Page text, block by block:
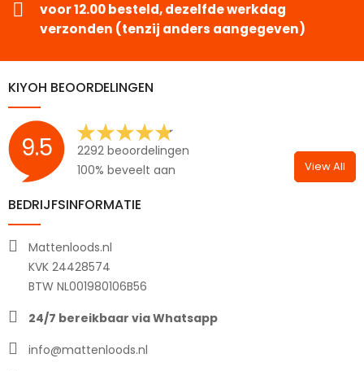
voor 12.00 besteld, dezelfde werkdag
verzonden (tenzij anders aangegeven)
KIYOH BEOORDELINGEN
9.5
2292 beoordelingen
100% beveelt aan
View All
BEDRIJFSINFORMATIE
Mattenloods.nl
KVK 24428574
BTW NL001980106B56
24/7 bereikbaar via Whatsapp
info@mattenloods.nl